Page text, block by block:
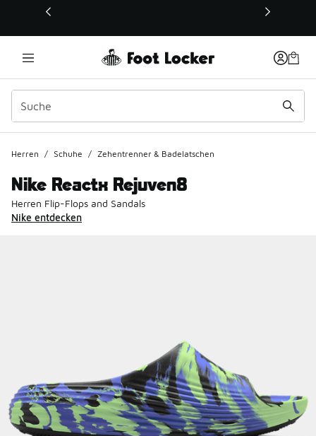
Dieser Link öffnet sich in einem neuen Fenster
Herren / Schuhe / Zehentrenner & Badelatschen
Nike Reactx Rejuven8
Herren Flip-Flops and Sandals
Nike entdecken